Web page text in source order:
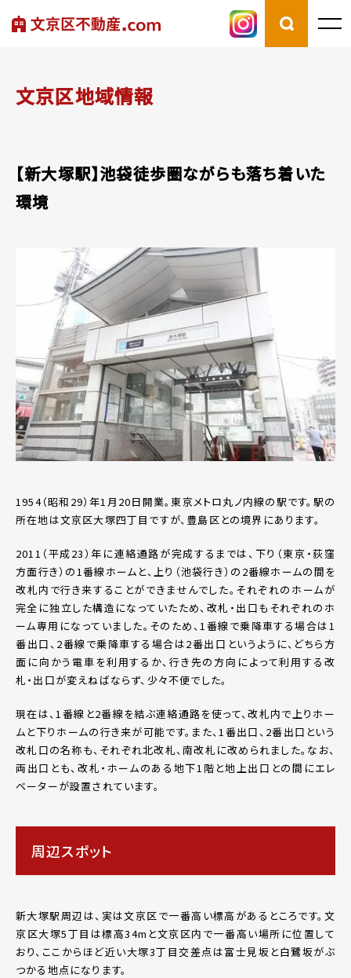
文京区地域情報
【新大塚駅】池袋徒歩圏ながらも落ち着いた
環境
1954（昭和29）年1月20日開業。東京メトロ丸ノ内線の駅です。駅の
所在地は文京区大塚四丁目ですが、豊島区との境界にあります。
2011（平成23）年に連絡通路が完成するまでは、下り（東京・荻窪
方面行き）の1番線ホームと、上り（池袋行き）の2番線ホームの間を
改札内で行き来することができませんでした。それぞれのホームが
完全に独立した構造になっていたため、改札・出口もそれぞれのホ
ーム専用になっていました。そのため、1番線で乗降車する場合は1
番出口、2番線で乗降車する場合は2番出口というように、どちら方
面に向かう電車を利用するか、行き先の方向によって利用する改
札・出口が変えねばならず、少々不便でした。
現在は、1番線と2番線を結ぶ連絡通路を使って、改札内で上りホー
ムと下りホームの行き来が可能です。また、1番出口、2番出口という
改札口の名称も、それぞれ北改札、南改札に改められました。なお、
両出口とも、改札・ホームのある地下1階と地上出口との間にエレ
ベーターが設置されています。
周辺スポット
新大塚駅周辺は、実は文京区で一番高い標高があるところです。文
京区大塚5丁目は標高34mと文京区内で一番高い場所に位置して
おり、ここからほど近い大塚3丁目交差点は富士見坂と白鷺坂がぶ
つかる地点になります。